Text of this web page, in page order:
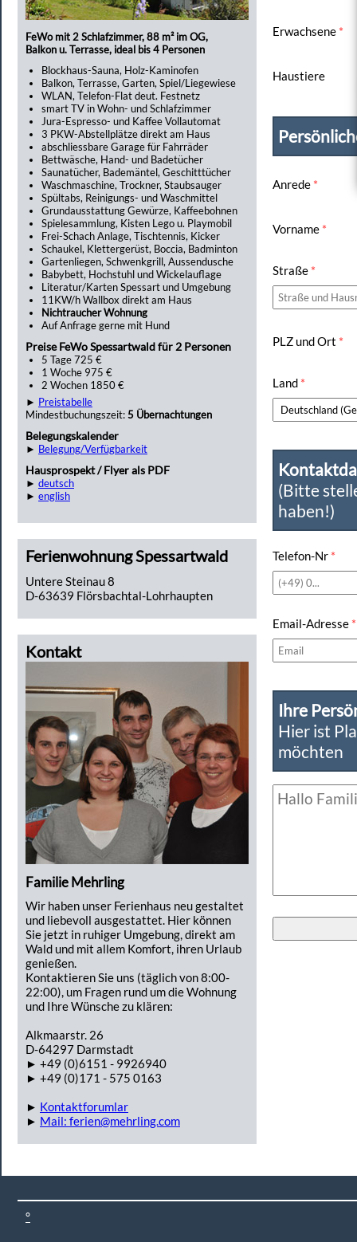
FeWo mit 2 Schlafzimmer, 88 m² im OG,
Balkon u. Terrasse, ideal bis 4 Personen
Blockhaus-Sauna, Holz-Kaminofen
Balkon, Terrasse, Garten, Spiel/Liegewiese
WLAN, Telefon-Flat deut. Festnetz
smart TV in Wohn- und Schlafzimmer
Jura-Espresso- und Kaffee Vollautomat
3 PKW-Abstellplätze direkt am Haus
abschliessbare Garage für Fahrräder
Bettwäsche, Hand- und Badetücher
Saunatücher, Bademäntel, Geschitttücher
Waschmaschine, Trockner, Staubsauger
Spültabs, Reinigungs- und Waschmittel
Grundausstattung Gewürze, Kaffeebohnen
Spielesammlung, Kisten Lego u. Playmobil
Frei-Schach Anlage, Tischtennis, Kicker
Schaukel, Klettergerüst, Boccia, Badminton
Gartenliegen, Schwenkgrill, Aussendusche
Babybett, Hochstuhl und Wickelauflage
Literatur/Karten Spessart und Umgebung
11KW/h Wallbox direkt am Haus
Nichtraucher Wohnung
Auf Anfrage gerne mit Hund
Preise FeWo Spessartwald für 2 Personen
5 Tage 725 €
1 Woche 975 €
2 Wochen 1850 €
► Preistabelle
Mindestbuchungszeit:5 Übernachtungen
Belegungskalender
► Belegung/Verfügbarkeit
Hausprospekt / Flyer als PDF
► deutsch
► english
Ferienwohnung Spessartwald
Untere Steinau 8
D-63639 Flörsbachtal-Lohrhaupten
Kontakt
Familie Mehrling
Wir haben unser Ferienhaus neu gestaltet
und liebevoll ausgestattet. Hier können
Sie jetzt in ruhiger Umgebung, direkt am
Wald und mit allem Komfort, ihren Urlaub
genießen.
Kontaktieren Sie uns (täglich von 8:00-
22:00), um Fragen rund um die Wohnung
und Ihre Wünsche zu klären:
Alkmaarstr. 26
D-64297 Darmstadt
► +49 (0)6151 - 9926940
► +49 (0)171 - 575 0163
► Kontaktforumlar
► Mail: ferien@mehrling.com
Erwachsene *
Haustiere
Anrede *
Vorname *
Straße *
PLZ und Ort *
Land *
(Bitte
haben!)
Telefon-Nr *
Email-Adresse *
Ihre
Hier ist
möchten
°